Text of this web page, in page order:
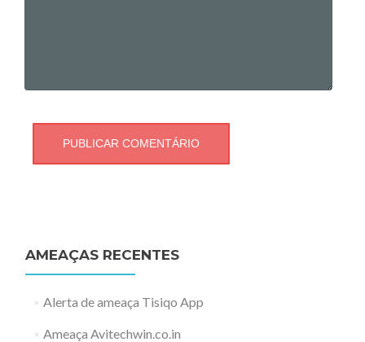
AMEAÇAS RECENTES
Alerta de ameaça Tisiqo App
Ameaça Avitechwin.co.in